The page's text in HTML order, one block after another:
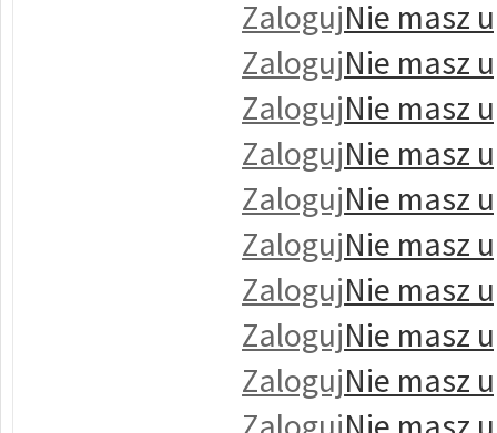
ZalogujNie masz
ZalogujNie masz
ZalogujNie masz
ZalogujNie masz
ZalogujNie masz
ZalogujNie masz
ZalogujNie masz
ZalogujNie masz
ZalogujNie masz